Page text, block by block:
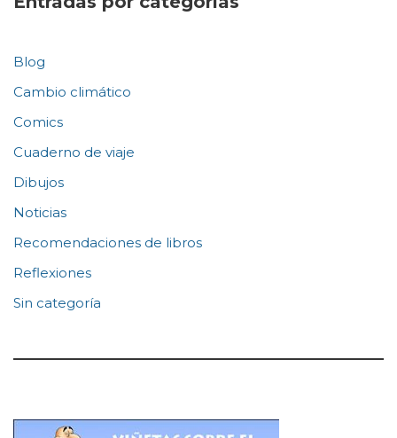
Blog
Cambio climático
Comics
Cuaderno de viaje
Dibujos
Noticias
Recomendaciones de libros
Reflexiones
Sin categoría